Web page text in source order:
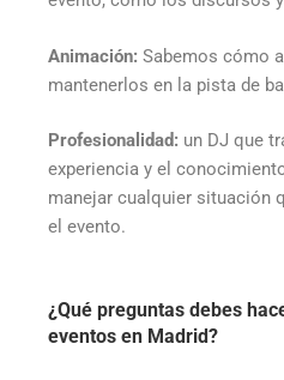
Animación: Sabemos cómo
mantenerlos en la pista de
Profesionalidad: un DJ que
experiencia y el
manejar cualquier situación
el evento.
¿Qué preguntas debes
eventos en Madrid?